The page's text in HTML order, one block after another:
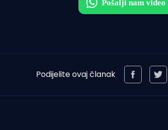
Podijelite ovaj članak